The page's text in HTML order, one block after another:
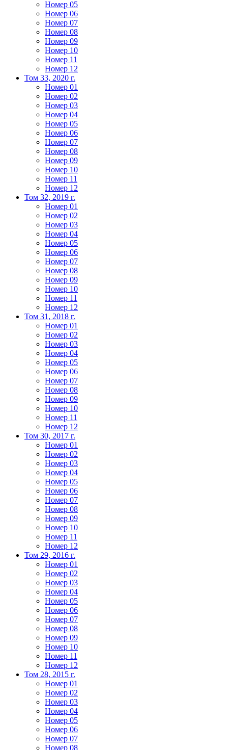
Номер 05
Номер 06
Номер 07
Номер 08
Номер 09
Номер 10
Номер 11
Номер 12
Том 33, 2020 г.
Номер 01
Номер 02
Номер 03
Номер 04
Номер 05
Номер 06
Номер 07
Номер 08
Номер 09
Номер 10
Номер 11
Номер 12
Том 32, 2019 г.
Номер 01
Номер 02
Номер 03
Номер 04
Номер 05
Номер 06
Номер 07
Номер 08
Номер 09
Номер 10
Номер 11
Номер 12
Том 31, 2018 г.
Номер 01
Номер 02
Номер 03
Номер 04
Номер 05
Номер 06
Номер 07
Номер 08
Номер 09
Номер 10
Номер 11
Номер 12
Том 30, 2017 г.
Номер 01
Номер 02
Номер 03
Номер 04
Номер 05
Номер 06
Номер 07
Номер 08
Номер 09
Номер 10
Номер 11
Номер 12
Том 29, 2016 г.
Номер 01
Номер 02
Номер 03
Номер 04
Номер 05
Номер 06
Номер 07
Номер 08
Номер 09
Номер 10
Номер 11
Номер 12
Том 28, 2015 г.
Номер 01
Номер 02
Номер 03
Номер 04
Номер 05
Номер 06
Номер 07
Номер 08